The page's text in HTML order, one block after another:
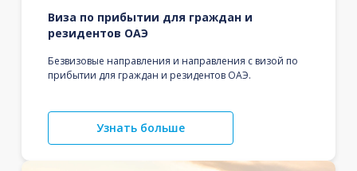
Виза по прибытии для граждан и
резидентов ОАЭ
Безвизовые направления и направления с визой по
прибытии для граждан и резидентов ОАЭ.
Узнать больше